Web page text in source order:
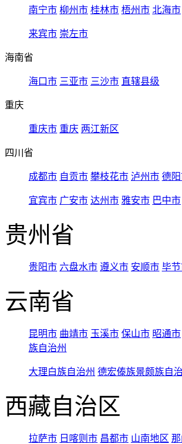
南宁市 柳州市 桂林市 梧州市 北海市
来宾市 崇左市
海南省
海口市 三亚市 三沙市 直辖县级
重庆
重庆市 重庆 两江新区
四川省
成都市 自贡市 攀枝花市 泸州市 德
宜宾市 广安市 达州市 雅安市 巴中市
贵州省
贵阳市 六盘水市 遵义市 安顺市 毕
云南省
昆明市 曲靖市 玉溪市 保山市 昭通市
族自治州
大理白族自治州 德宏傣族景颇族自
西藏自治区
拉萨市 日喀则市 昌都市 山南地区